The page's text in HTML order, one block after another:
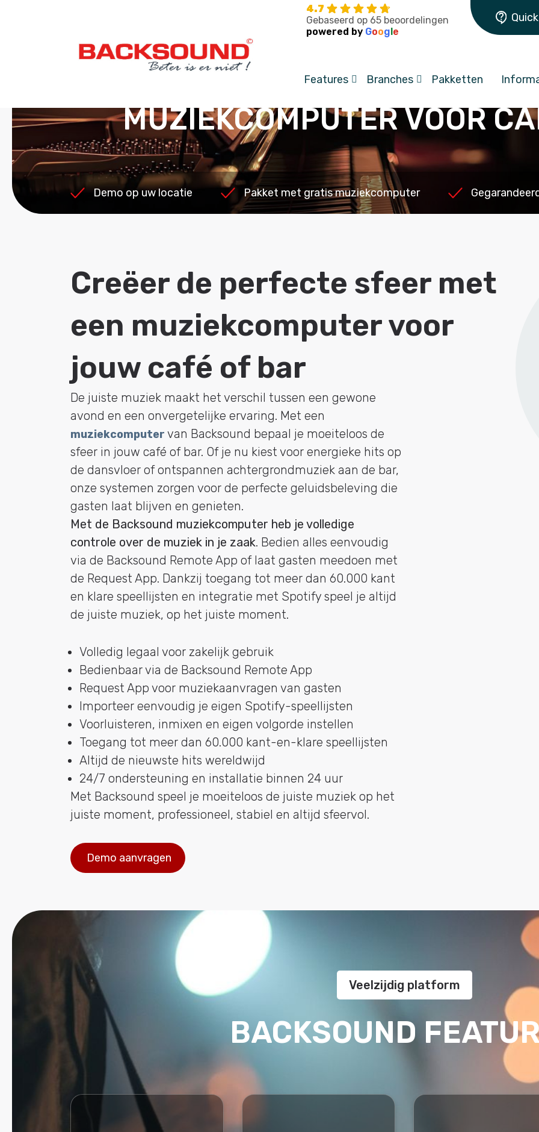
4.7
Gebaseerd op 65 beoordelingen
powered by Google
Features Branches Pakketten
MUZIEKCOMPUTER VOOR
Demo op uw locatie Pakket met gratis muziekcomputer
Creëer de perfecte sfeer met
een muziekcomputer voor
jouw café of bar
De juiste muziek maakt het verschil tussen een gewone
avond en een onvergetelijke ervaring. Met een
muziekcomputer van Backsound bepaal je moeiteloos de
sfeer in jouw café of bar. Of je nu kiest voor energieke hits op
de dansvloer of ontspannen achtergrondmuziek aan de bar,
onze systemen zorgen voor de perfecte geluidsbeleving die
gasten laat blijven en genieten.
Met de Backsound muziekcomputer heb je volledige
controle over de muziek in je zaak. Bedien alles eenvoudig
via de Backsound Remote App of laat gasten meedoen met
de Request App. Dankzij toegang tot meer dan 60.000 kant
en klare speellijsten en integratie met Spotify speel je altijd
de juiste muziek, op het juiste moment.
Volledig legaal voor zakelijk gebruik
Bedienbaar via de Backsound Remote App
Request App voor muziekaanvragen van gasten
Importeer eenvoudig je eigen Spotify-speellijsten
Voorluisteren, inmixen en eigen volgorde instellen
Toegang tot meer dan 60.000 kant-en-klare speellijsten
Altijd de nieuwste hits wereldwijd
24/7 ondersteuning en installatie binnen 24 uur
Met Backsound speel je moeiteloos de juiste muziek op het
juiste moment, professioneel, stabiel en altijd sfeervol.
Demo aanvragen
Veelzijdig platform
BACKSOUND